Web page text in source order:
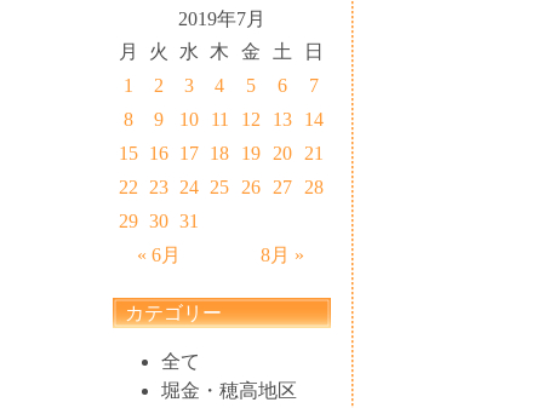
2019年7月
月
火 水 木 金 土 日
« 6月 8月 »
1 2 3 4 5 6
7
8
9 10 11 12 13
14
15 16 17 18 19 20
21
22
23 24 25 26 27
28
29 30 31
カテゴリー
全て
堀金・穂高地区